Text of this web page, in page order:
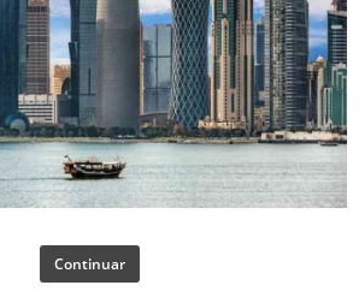
Continuar